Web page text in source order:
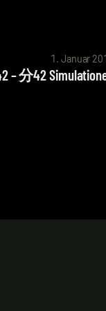
1. Januar
– 分42